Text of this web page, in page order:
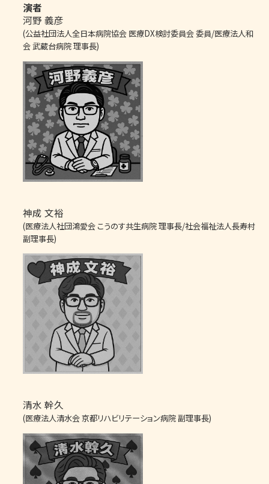
演者
河野 義彦
(公益社団法人全日本病院協会 医療DX検討委員会 委員/医療法人和
会 武蔵台病院 理事長)
神成 文裕
(医療法人社団鴻愛会 こうのす共生病院 理事長/社会福祉法人長寿村
副理事長)
清水 幹久
(医療法人清水会 京都リハビリテーション病院 副理事長)